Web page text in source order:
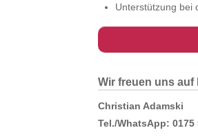
Unterstützung bei
Wir freuen uns auf
Christian Adamski
Tel./WhatsApp: 0175